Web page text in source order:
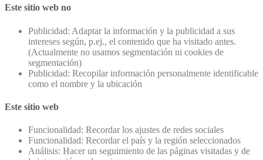
Este sitio web no
Publicidad: Adaptar la información y la publicidad a sus
intereses según, p.ej., el contenido que ha visitado antes.
(Actualmente no usamos segmentación ni cookies de
segmentación)
Publicidad: Recopilar información personalmente identificable
como el nombre y la ubicación
Este sitio web
Funcionalidad: Recordar los ajustes de redes sociales
Funcionalidad: Recordar el país y la región seleccionados
Análisis: Hacer un seguimiento de las páginas visitadas y de